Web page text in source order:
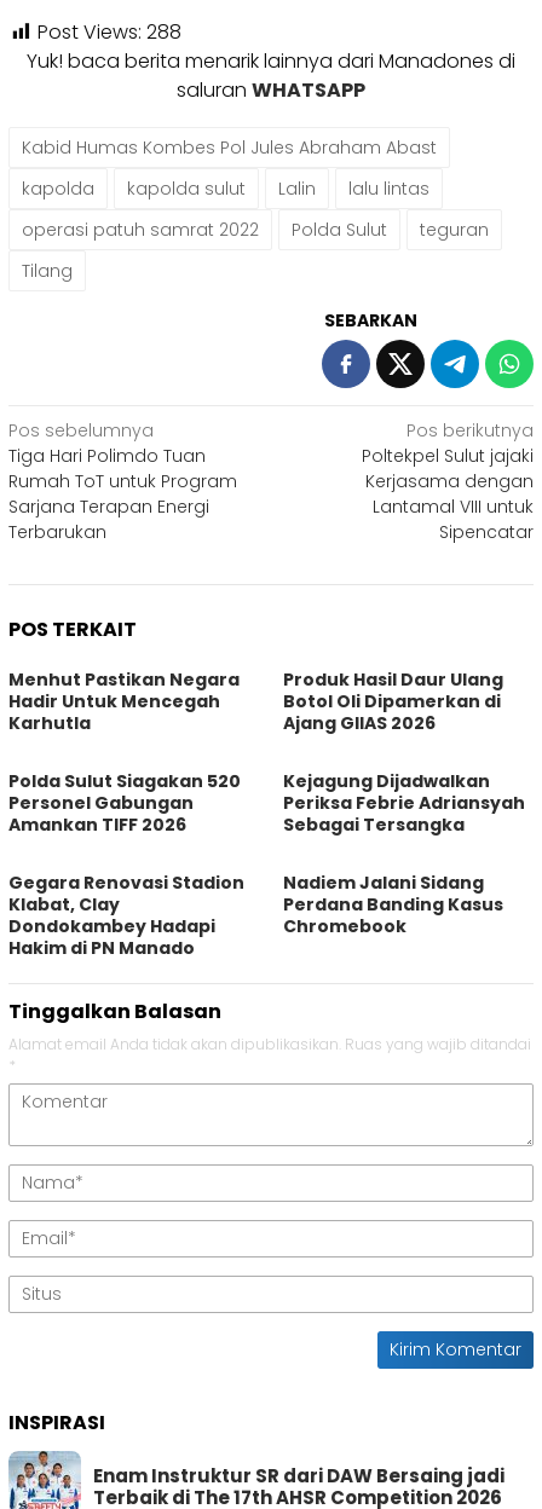
Post Views: 288
Yuk! baca berita menarik lainnya dari Manadones di
saluran WHATSAPP
Kabid Humas Kombes Pol Jules Abraham Abast
kapolda
kapolda sulut Lalin
lalu lintas
operasi patuh samrat 2022
Polda Sulut
teguran
Tilang
SEBARKAN
Navigasi
pos
Pos sebelumnya
Tiga Hari Polimdo Tuan
Rumah ToT untuk Program
Sarjana Terapan Energi
Terbarukan
Pos berikutnya
Poltekpel Sulut jajaki
Kerjasama dengan
Lantamal VIII untuk
Sipencatar
POS TERKAIT
Menhut Pastikan Negara
Hadir Untuk Mencegah
Karhutla
Produk Hasil Daur Ulang
Botol Oli Dipamerkan di
Ajang GIIAS 2026
Polda Sulut Siagakan 520
Personel Gabungan
Amankan TIFF 2026
Kejagung Dijadwalkan
Periksa Febrie Adriansyah
Sebagai Tersangka
Gegara Renovasi Stadion
Klabat, Clay
Dondokambey Hadapi
Hakim di PN Manado
Nadiem Jalani Sidang
Perdana Banding Kasus
Chromebook
Tinggalkan Balasan
Alamat email Anda tidak akan dipublikasikan. Ruas yang wajib ditandai
*
INSPIRASI
Enam Instruktur SR dari DAW Bersaing jadi
Terbaik di The 17th AHSR Competition 2026